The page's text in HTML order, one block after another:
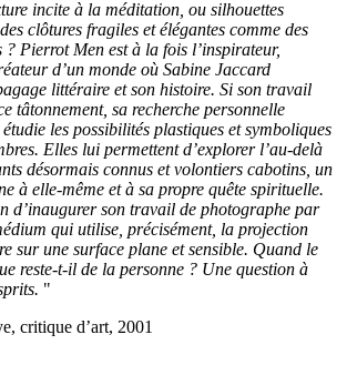
incite à la méditation, ou silhouettes
clôtures fragiles et élégantes comme des
? Pierrot Men est à la fois l’inspirateur,
d’un monde où Sabine Jaccard
littéraire et son histoire. Si son travail
tâtonnement, sa recherche personnelle
les possibilités plastiques et symboliques
Elles lui permettent d’explorer l’au-delà
désormais connus et volontiers cabotins, un
à elle-même et à sa propre quête spirituelle.
d’inaugurer son travail de photographe par
qui utilise, précisément, la projection
sur une surface plane et sensible. Quand le
reste-t-il de la personne ? Une question à
"
critique d’art, 2001